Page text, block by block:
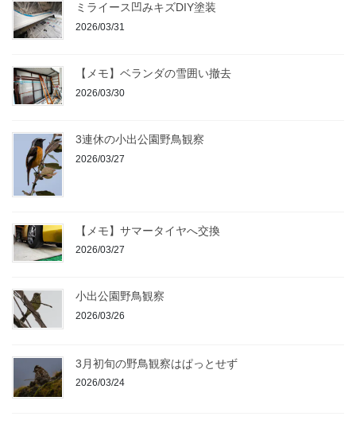
ミライース凹みキズDIY塗装
2026/03/31
【メモ】ベランダの雪囲い撤去
2026/03/30
3連休の小出公園野鳥観察
2026/03/27
【メモ】サマータイヤへ交換
2026/03/27
小出公園野鳥観察
2026/03/26
3月初旬の野鳥観察はぱっとせず
2026/03/24